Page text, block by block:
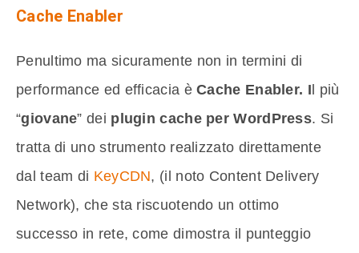
Cache Enabler
Penultimo ma sicuramente non in termini di
performance ed efficacia èCache Enabler. Il più
“giovane” dei plugin cache per WordPress. Si
tratta di uno strumento realizzato direttamente
dal team di KeyCDN, (il noto Content Delivery
Network), che sta riscuotendo un ottimo
successo in rete, come dimostra il punteggio